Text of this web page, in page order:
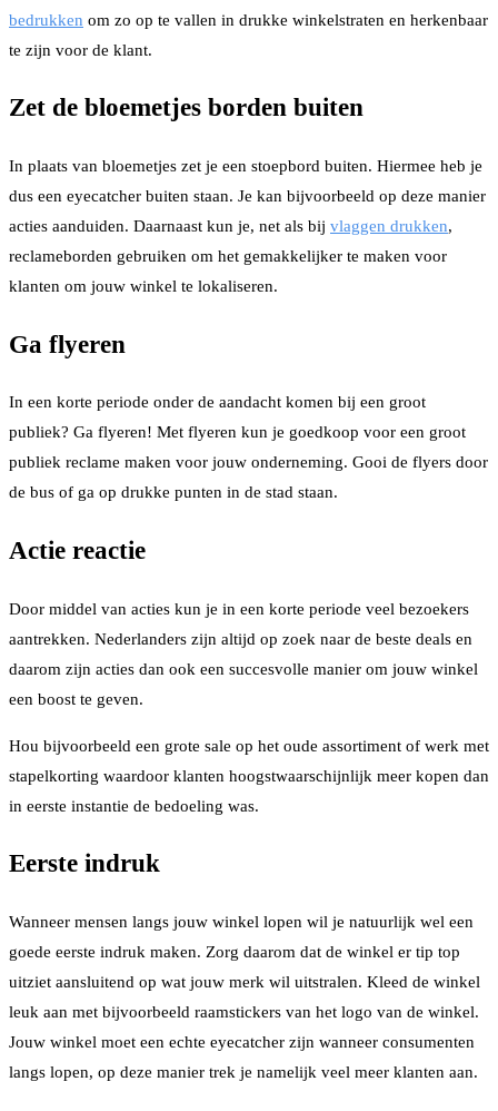
bedrukken om zo op te vallen in drukke winkelstraten en herkenbaar
te zijn voor de klant.
Zet de bloemetjes borden buiten
In plaats van bloemetjes zet je een stoepbord buiten. Hiermee heb je
dus een eyecatcher buiten staan. Je kan bijvoorbeeld op deze manier
acties aanduiden. Daarnaast kun je, net als bij vlaggen drukken,
reclameborden gebruiken om het gemakkelijker te maken voor
klanten om jouw winkel te lokaliseren.
Ga flyeren
In een korte periode onder de aandacht komen bij een groot
publiek? Ga flyeren! Met flyeren kun je goedkoop voor een groot
publiek reclame maken voor jouw onderneming. Gooi de flyers door
de bus of ga op drukke punten in de stad staan.
Actie reactie
Door middel van acties kun je in een korte periode veel bezoekers
aantrekken. Nederlanders zijn altijd op zoek naar de beste deals en
daarom zijn acties dan ook een succesvolle manier om jouw winkel
een boost te geven.
Hou bijvoorbeeld een grote sale op het oude assortiment of werk met
stapelkorting waardoor klanten hoogstwaarschijnlijk meer kopen dan
in eerste instantie de bedoeling was.
Eerste indruk
Wanneer mensen langs jouw winkel lopen wil je natuurlijk wel een
goede eerste indruk maken. Zorg daarom dat de winkel er tip top
uitziet aansluitend op wat jouw merk wil uitstralen. Kleed de winkel
leuk aan met bijvoorbeeld raamstickers van het logo van de winkel.
Jouw winkel moet een echte eyecatcher zijn wanneer consumenten
langs lopen, op deze manier trek je namelijk veel meer klanten aan.